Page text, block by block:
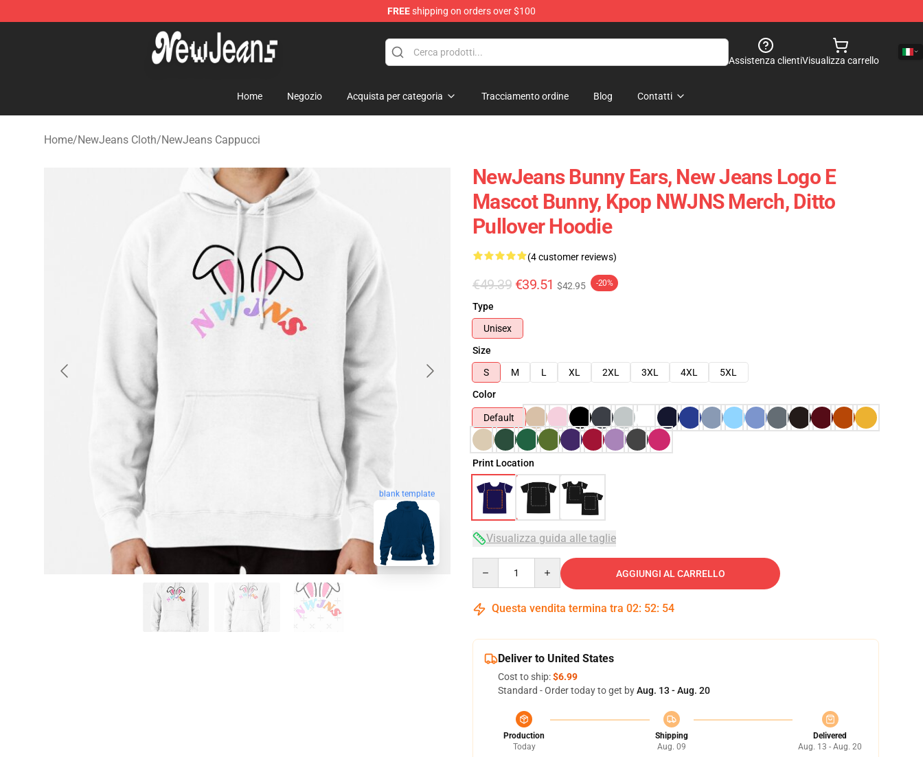
FREEshipping on orders over $100
NewJeans Store - Official NewJeans Merchandise Shop
Assistenza clientiVisualizza carrello
Home Negozio Acquista per categoria Tracciamento ordine Blog Contatti
Home/NewJeans Cloth/NewJeans Cappucci
blank template
NewJeans Bunny Ears, New Jeans Logo E
Mascot Bunny, Kpop NWJNS Merch, Ditto
Pullover Hoodie
(4 customer reviews)
€49.39 €39.51 $42.95 -20%
Type
Unisex
Size
S
M L XL 2XL 3XL 4XL
5XL
Color
Default
Print Location
Visualizza guida alle taglie
AGGIUNGI AL CARRELLO
Questa vendita termina tra 02: 52: 53
Deliver to United States
Cost to ship:$6.99
Standard - Order today to get byAug. 13 - Aug. 20
Production
Today
Shipping
Aug. 09
Delivered
Aug. 13 - Aug. 20